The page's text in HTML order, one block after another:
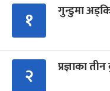
१ गुन्डुमा
२ प्रज्ञाका